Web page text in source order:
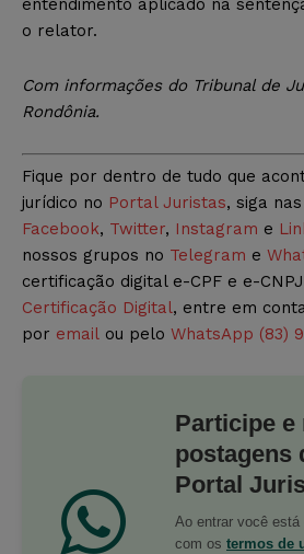
o relator.
Com informações do Tribunal de
Rondônia.
Fique por dentro de tudo que
jurídico no Portal Juristas, siga
Facebook, Twitter, Instagram e
nossos grupos no Telegram e
certificação digital e-CPF e e-
Certificação Digital, entre em
por email ou pelo WhatsApp (83)
Participe e
postagens
Portal
Ao entrar você
com os termos de